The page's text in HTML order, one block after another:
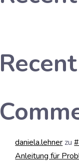
Recent
daniela.lehner zu
Anleitung für